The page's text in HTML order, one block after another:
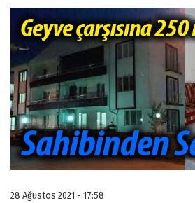
28 Ağustos 2021 - 17:58